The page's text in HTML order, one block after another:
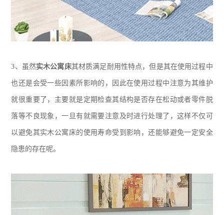
3、 虽然实木公寓床其材质满足耐用性特点，但是其在使用过程中
也还是会受一些因素所影响的，因此在使用过程中注意为其维护
就很重要了，主要就是定期检查其结构是否存在松动或者零件脱
落等不良现象，一旦有就需要注意及时进行处理了，这样不仅可
以避免其实木公寓床的使用寿命受到影响，还能够避免一定安全
隐患的存在呢。